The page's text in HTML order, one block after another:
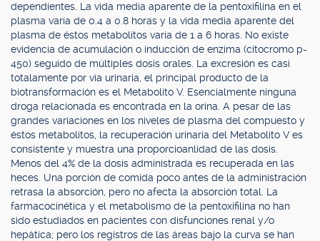
dependientes. La vida media aparente de la pentoxifilina en el
plasma varía de 0.4 a 0.8 horas y la vida media aparente del
plasma de éstos metabolitos varía de 1 a 6 horas. No existe
evidencia de acumulación o inducción de enzima (citocromo p-
450) seguido de múltiples dosis orales. La excresión es casi
totalamente por vía urinaria, el principal producto de la
biotransformación es el Metabolito V. Esencialmente ninguna
droga relacionada es encontrada en la orina. A pesar de las
grandes variaciones en los niveles de plasma del compuesto y
éstos metabolitos, la recuperación urinaria del Metabolito V es
consistente y muestra una proporcioanlidad de las dosis.
Menos del 4% de la dosis administrada es recuperada en las
heces. Una porción de comida poco antes de la administración
retrasa la absorción, pero no afecta la absorción total. La
farmacocinética y el metabolismo de la pentoxifilina no han
sido estudiados en pacientes con disfunciones renal y/o
hepática; pero los registros de las áreas bajo la curva se han